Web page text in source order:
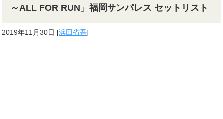
～ALL FOR RUN」福岡サンパレス セットリスト
2019年11月30日 [浜田省吾]